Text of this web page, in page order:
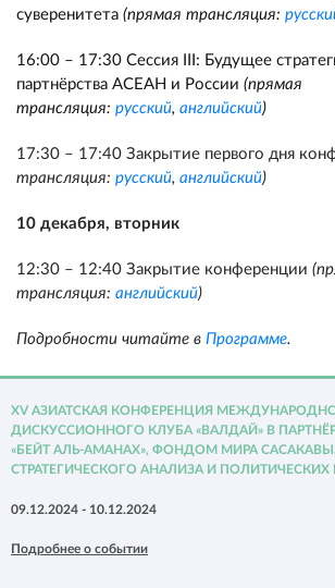
суверенитета (прямая трансляция:
16:00 – 17:30 Сессия III: Будущее
партнёрства АСЕАН и России (прямая
трансляция: русский, английский)
17:30 – 17:40 Закрытие первого дня
трансляция: русский, английский)
10 декабря, вторник
12:30 – 12:40 Закрытие конференции
трансляция: английский)
Подробности читайте в Программе.
XV АЗИАТСКАЯ КОНФЕРЕНЦИЯ
ДИСКУССИОННОГО КЛУБА «ВАЛДАЙ» В
«БЕЙТ АЛЬ-АМАНАХ», ФОНДОМ МИРА
СТРАТЕГИЧЕСКОГО АНАЛИЗА И
09.12.2024 - 10.12.2024
Подробнее о событии